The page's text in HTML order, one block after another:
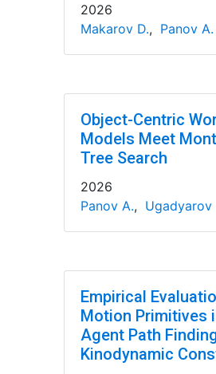
2026
Makarov D., Panov A.
Object-Centric
Models Meet
Tree Search
2026
Panov A., Ugadyarov
Empirical
Motion Primitives
Agent Path
Kinodynamic